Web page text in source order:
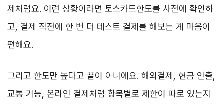
제처럼요. 이런 상황이라면 토스카드한도를 사전에 확인하
고, 결제 직전에 한 번 더 테스트 결제를 해보는 게 마음이
편해요.
그리고 한도만 높다고 끝이 아니에요. 해외결제, 현금 인출,
교통 기능, 온라인 결제처럼 항목별로 제한이 따로 있는지